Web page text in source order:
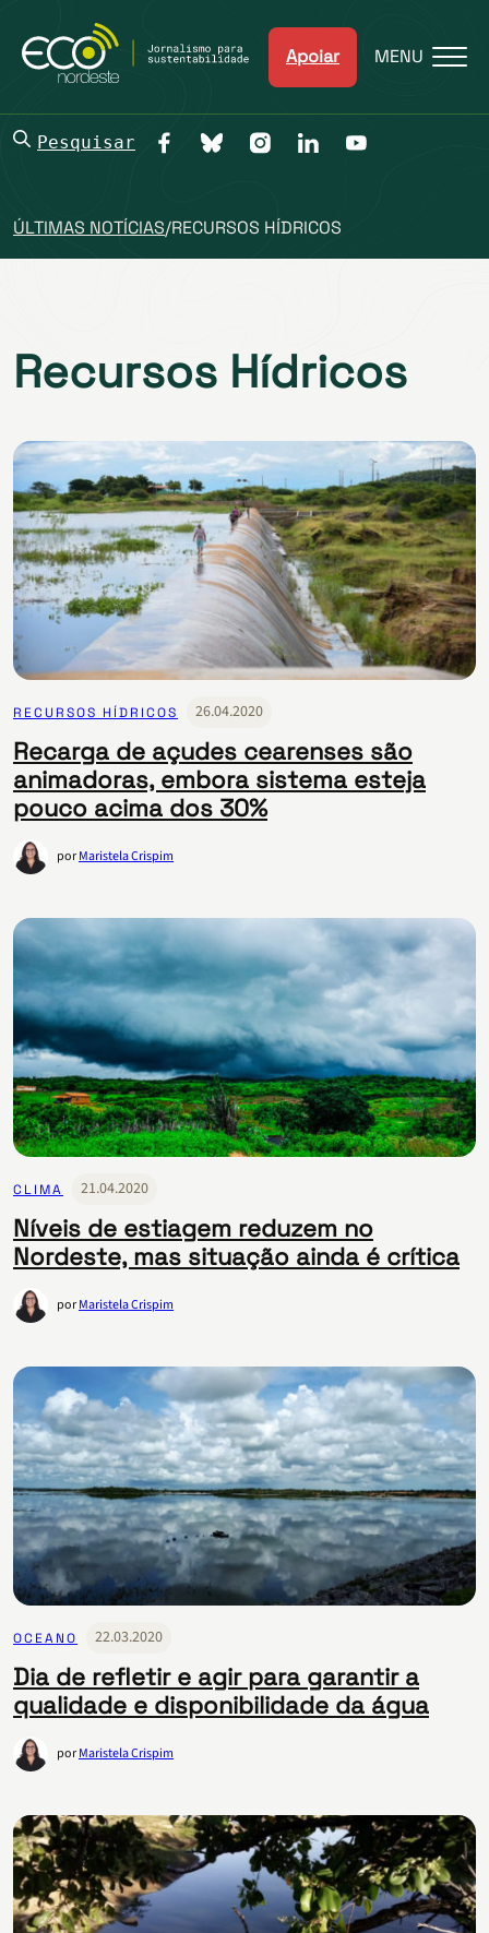
Apoiar MENU
Pesquisar
ÚLTIMAS NOTÍCIAS/RECURSOS HÍDRICOS
Recursos Hídricos
RECURSOS HÍDRICOS 26.04.2020
Recarga de açudes cearenses são
animadoras, embora sistema esteja
pouco acima dos 30%
porMaristela Crispim
CLIMA 21.04.2020
Níveis de estiagem reduzem no
Nordeste, mas situação ainda é crítica
porMaristela Crispim
OCEANO 22.03.2020
Dia de refletir e agir para garantir a
qualidade e disponibilidade da água
porMaristela Crispim